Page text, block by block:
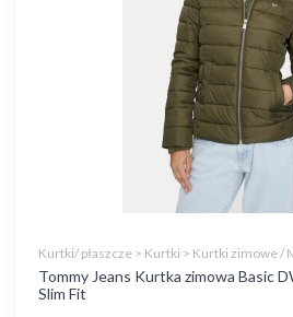
Kurtki/ płaszcze > Kurtki > Kurtki zimowe /
Tommy Jeans Kurtka zimowa Basic
Slim Fit